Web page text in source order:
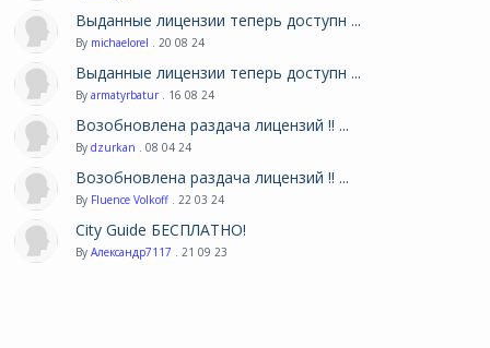
Выданные лицензии теперь доступн ...
By michaelorel . 20 08 24
Выданные лицензии теперь доступн ...
By armatyrbatur . 16 08 24
Возобновлена раздача лицензий !! ...
By dzurkan . 08 04 24
Возобновлена раздача лицензий !! ...
By Fluence Volkoff . 22 03 24
City Guide БЕСПЛАТНО!
By Александр7117 . 21 09 23